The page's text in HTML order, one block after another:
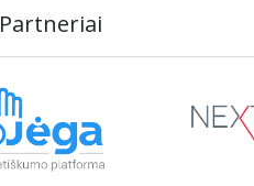
Partneriai